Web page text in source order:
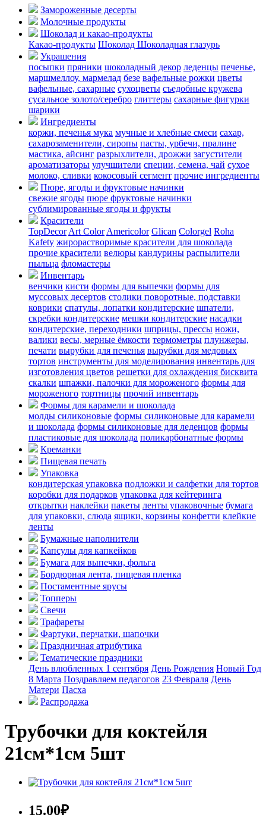
Замороженные десерты
Молочные продукты
Шоколад и какао-продукты
Какао-продукты Шоколад Шоколадная глазурь
Украшения
посыпки пряники шоколадный декор леденцы печенье,
маршмеллоу, мармелад безе вафельные рожки цветы
вафельные, сахарные сухоцветы съедобные кружева
сусальное золото/серебро глиттеры сахарные фигурки
шарики
Ингредиенты
коржи, печенья мука мучные и хлебные смеси сахар,
сахарозаменители, сиропы пасты, урбечи, пралине
мастика, айсинг разрыхлители, дрожжи загустители
ароматизаторы улучшители специи, семена, чай сухое
молоко, сливки кокосовый сегмент прочие ингредиенты
Пюре, ягоды и фруктовые начинки
свежие ягоды пюре фруктовые начинки
сублимированные ягоды и фрукты
Красители
TopDecor Art Color Americolor Glican Colorgel Roha
Kafety жирорастворимые красители для шоколада
прочие красители велюры кандурины распылители
пыльца фломастеры
Инвентарь
венчики кисти формы для выпечки формы для
муссовых десертов столики поворотные, подставки
коврики cпатулы, лопатки кондитерские шпатели,
скребки кондитерские мешки кондитерские насадки
кондитерские, переходники шприцы, прессы ножи,
валики весы, мерные ёмкости термометры плунжеры,
печати вырубки для печенья вырубки для медовых
тортов инструменты для моделирования инвентарь для
изготовления цветов решетки для охлаждения бисквита
скалки шпажки, палочки для мороженого формы для
мороженого тортницы прочий инвентарь
Формы для карамели и шоколада
молды силиконовые формы силиконовые для карамели
и шоколада формы силиконовые для леденцов формы
пластиковые для шоколада поликарбонатные формы
Креманки
Пищевая печать
Упаковка
кондитерская упаковка подложки и салфетки для тортов
коробки для подарков упаковка для кейтеринга
открытки наклейки пакеты ленты упаковочные бумага
для упаковки, слюда ящики, корзины конфетти клейкие
ленты
Бумажные наполнители
Капсулы для капкейков
Бумага для выпечки, фольга
Бордюрная лента, пищевая пленка
Постаментные ярусы
Топперы
Свечи
Трафареты
Фартуки, перчатки, шапочки
Праздничная атрибутика
Тематические праздники
День влюбленных 1 сентября День Рождения Новый Год
8 Марта Поздравляем педагогов 23 Февраля День
Матери Пасха
Распродажа
Трубочки для коктейля
21см*1см 5шт
15.00₽